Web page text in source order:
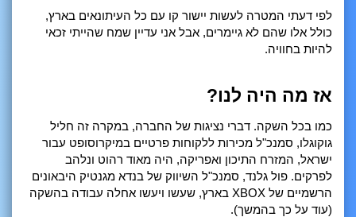
לפי דעתי המטרה לעשות יישור קו עם כל העיתונאים בארץ,
כולל אלו שהם לא גיימרים, אבל אני עדיין שמח שהייתי זכאי
להיות בחוויה.
אז מה היה לנו?
כמו בכל השקה. דברי נציגות של החברה, במקרה זה חליל
גוקוגלו, סמנכ"ל מכירות ללקוחות פרטיים במיקרוסופט עבור
ישראל, המזרח התיכון ואפריקה, היה מאוד רהוט ונלהב
לפרקים. פול גלנד, סמנכ"ל השיווק של בנדא מגנטיק היבאונים
הרשמיים של XBOX בארץ, שעשו ויעשו אחלה עבודה בהשקה
(עוד על כך בהמשך).